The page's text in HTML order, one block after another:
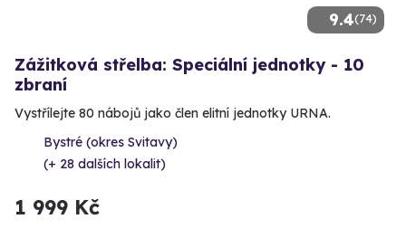
9.4(74)
Zážitková střelba: Speciální jednotky - 10
zbraní
Vystřílejte 80 nábojů jako člen elitní jednotky URNA.
Bystré (okres Svitavy)
(+ 28 dalších lokalit)
1 999 Kč